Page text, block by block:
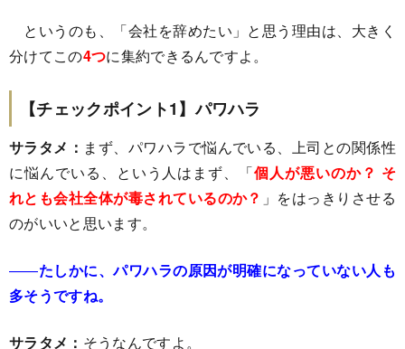
というのも、「会社を辞めたい」と思う理由は、大きく
分けてこの4つに集約できるんですよ。
【チェックポイント1】パワハラ
サラタメ： まず、パワハラで悩んでいる、上司との関係性
に悩んでいる、という人はまず、「個人が悪いのか？ そ
れとも会社全体が毒されているのか？ 」をはっきりさせる
のがいいと思います。
――たしかに、パワハラの原因が明確になっていない人も
多そうですね。
サラタメ： そうなんですよ。